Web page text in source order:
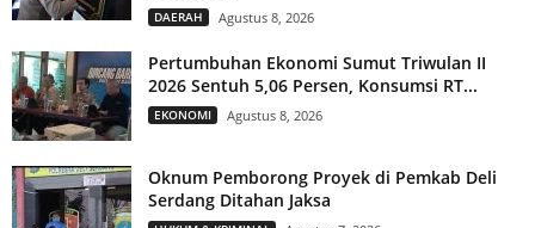
DAERAH Agustus 8, 2026
Pertumbuhan Ekonomi Sumut Triwulan II
2026 Sentuh 5,06 Persen, Konsumsi RT...
EKONOMI Agustus 8, 2026
Oknum Pemborong Proyek di Pemkab Deli
Serdang Ditahan Jaksa